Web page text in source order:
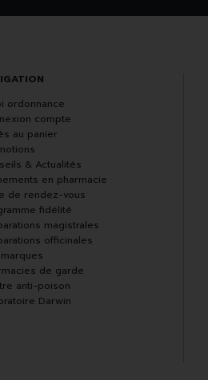
ordonnance
compte
au panier
& Actualités
en pharmacie
de rendez-vous
fidélité
magistrales
officinales
de garde
anti-poison
Darwin